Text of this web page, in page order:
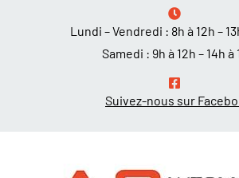
Lundi – Vendredi : 8h à 12h –
Samedi : 9h à 12h – 14h à
Suivez-nous sur